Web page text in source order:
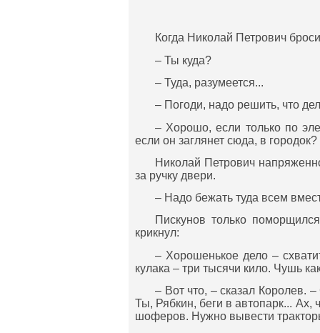
Когда Николай Петрович
– Ты куда?
– Туда, разумеется...
– Погоди, надо решить, что
– Хорошо, если только по
если он заглянет сюда, в городок?
Николай Петрович
за ручку двери.
– Надо бежать туда всем
Пискунов только
крикнул:
– Хорошенькое дело –
кулака – три тысячи кило. Чушь
– Вот что, – сказал Королев.
Ты, Рябкин, беги в автопарк... Ах,
шоферов. Нужно вывести